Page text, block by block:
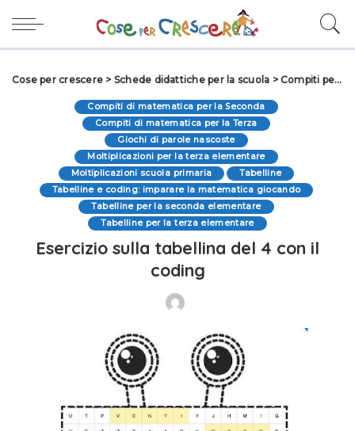
Cose per crescere > Schede didattiche per la scuola >Compiti per le vacanze
Compiti di matematica per la Seconda
Compiti di matematica per la Terza
Giochi di parole nascoste
Moltiplicazioni per la terza elementare
Moltiplicazioni scuola primaria
Tabelline
Tabelline e coding: imparare la matematica giocando
Tabelline per la seconda elementare
Tabelline per la terza elementare
Esercizio sulla tabellina del 4 con il
coding